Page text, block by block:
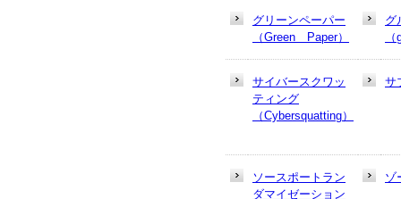
グリーンペーパー
（Green Paper）
グ
サイバースクワッ
ティング
（Cybersquatting）
サ
ソースポートラン
ダマイゼーション
ゾ